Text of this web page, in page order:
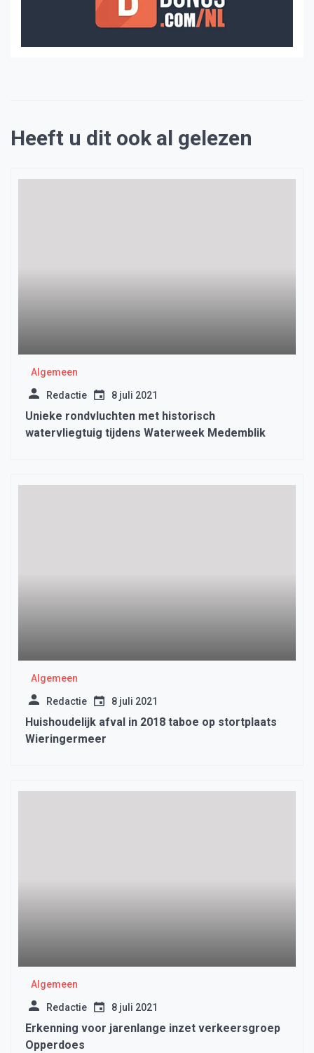
Heeft u dit ook al gelezen
Algemeen
Redactie 8 juli 2021
Unieke rondvluchten met historisch
watervliegtuig tijdens Waterweek Medemblik
Algemeen
Redactie 8 juli 2021
Huishoudelijk afval in 2018 taboe op stortplaats
Wieringermeer
Algemeen
Redactie 8 juli 2021
Erkenning voor jarenlange inzet verkeersgroep
Opperdoes